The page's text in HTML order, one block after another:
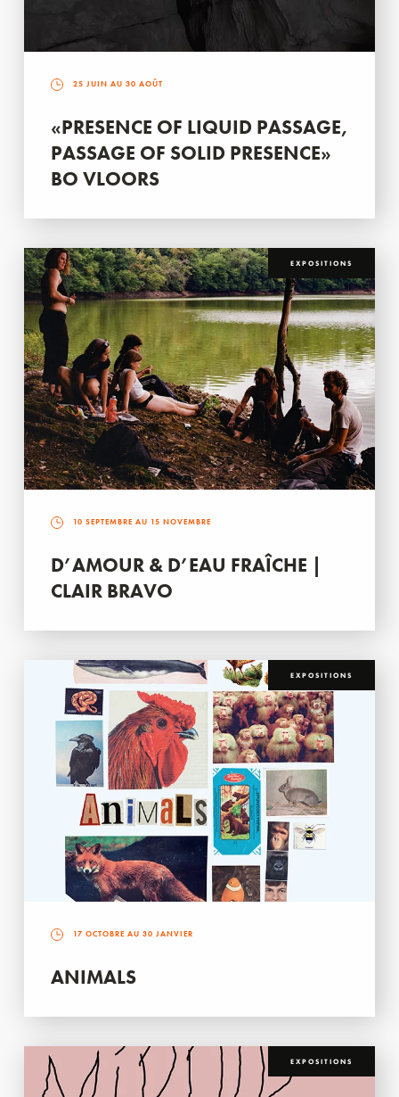
25 JUIN AU 30 AOÛT
«PRESENCE OF LIQUID PASSAGE,
PASSAGE OF SOLID PRESENCE»
BO VLOORS
EXPOSITIONS
10 SEPTEMBRE AU 15 NOVEMBRE
D’AMOUR & D’EAU FRAÎCHE |
CLAIR BRAVO
EXPOSITIONS
17 OCTOBRE AU 30 JANVIER
ANIMALS
EXPOSITIONS